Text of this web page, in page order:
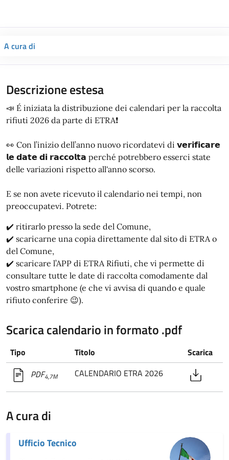
A cura di
Descrizione estesa
📣 É iniziata la distribuzione dei calendari per la raccolta
rifiuti 2026 da parte di ETRA❗
👀 Con l’inizio dell’anno nuovo ricordatevi di 𝘃𝗲𝗿𝗶𝗳𝗶𝗰𝗮𝗿𝗲
𝗹𝗲 𝗱𝗮𝘁𝗲 𝗱𝗶 𝗿𝗮𝗰𝗰𝗼𝗹𝘁𝗮 perché potrebbero esserci state
delle variazioni rispetto all'anno scorso.
E se non avete ricevuto il calendario nei tempi, non
preoccupatevi. Potrete:
✔️ ritirarlo presso la sede del Comune,
✔️ scaricarne una copia direttamente dal sito di ETRA o
del Comune,
✔️ scaricare l’APP di ETRA Rifiuti, che vi permette di
consultare tutte le date di raccolta comodamente dal
vostro smartphone (e che vi avvisa di quando e quale
rifiuto conferire 😉).
Scarica calendario in formato .pdf
Tipo Titolo
Scarica
PDF4,7M CALENDARIO ETRA 2026
A cura di
Ufficio Tecnico